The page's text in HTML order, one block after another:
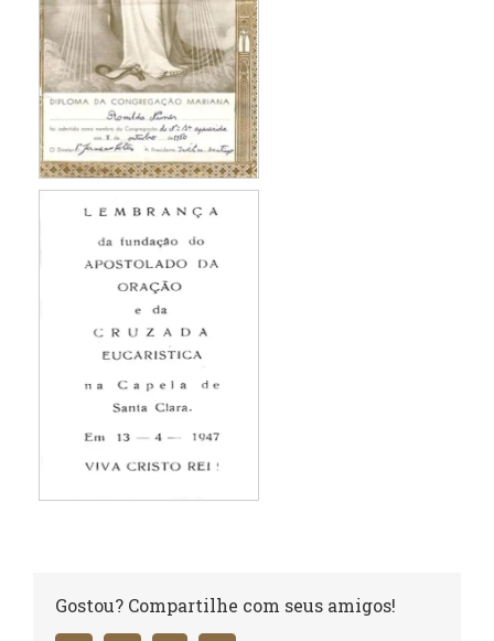
Gostou? Compartilhe com seus amigos!